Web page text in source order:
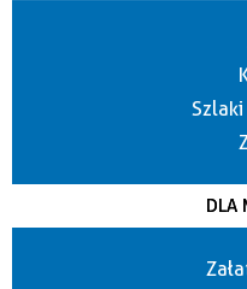
DLA